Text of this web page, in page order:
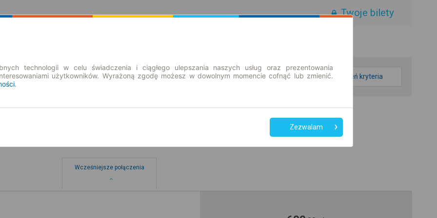
Twoje bilety
zmień kryteria
Wcześniejsze połączenia
technologii w celu świadczenia i ciągłego ulepszania naszych usług oraz prezentowania
użytkowników. Wyrażoną zgodę możesz w dowolnym momencie cofnąć lub zmienić.
.
Zezwalam